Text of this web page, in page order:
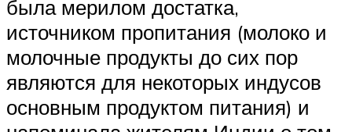
была мерилом достатка,
источником пропитания (молоко и
молочные продукты до сих пор
являются для некоторых индусов
основным продуктом питания) и